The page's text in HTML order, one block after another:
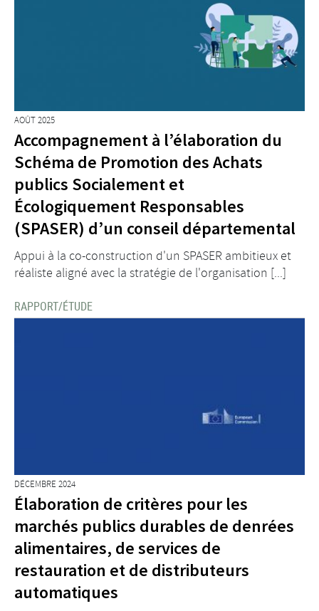
AOÛT 2025
Accompagnement à l’élaboration du
Schéma de Promotion des Achats
publics Socialement et
Écologiquement Responsables
(SPASER) d’un conseil départemental
Appui à la co-construction d'un SPASER ambitieux et
réaliste aligné avec la stratégie de l'organisation [...]
RAPPORT/ÉTUDE
DÉCEMBRE 2024
Élaboration de critères pour les
marchés publics durables de denrées
alimentaires, de services de
restauration et de distributeurs
automatiques